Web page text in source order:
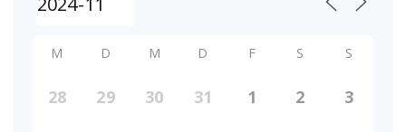
M D M D F S S
28 29 30 31 1 2 3